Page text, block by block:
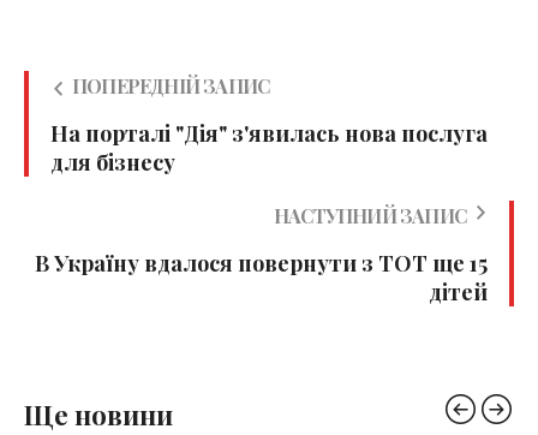
ПОПЕРЕДНІЙ ЗАПИС
На порталі "Дія" з'явилась нова послуга
для бізнесу
НАСТУПНИЙ ЗАПИС
В Україну вдалося повернути з ТОТ ще 15
дітей
Ще новини